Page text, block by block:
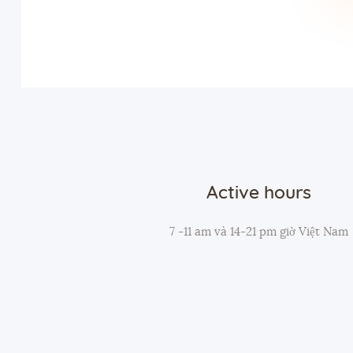
Active hours
7 -11 am và 14-21 pm giờ Việt Nam